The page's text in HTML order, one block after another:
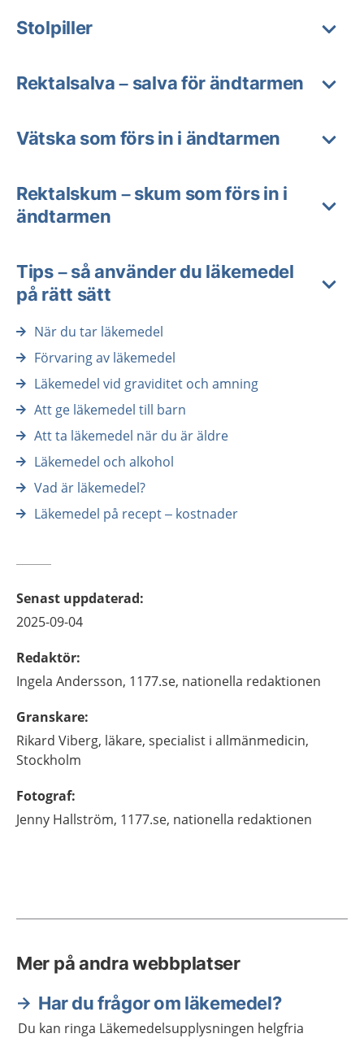
Stolpiller
Rektalsalva – salva för ändtarmen
Vätska som förs in i ändtarmen
Rektalskum – skum som förs in i
ändtarmen
Tips – så använder du läkemedel
på rätt sätt
När du tar läkemedel
Förvaring av läkemedel
Läkemedel vid graviditet och amning
Att ge läkemedel till barn
Att ta läkemedel när du är äldre
Läkemedel och alkohol
Vad är läkemedel?
Läkemedel på recept – kostnader
Senast uppdaterad:
2025-09-04
Redaktör:
Ingela Andersson, 1177.se, nationella redaktionen
Granskare:
Rikard Viberg, läkare, specialist i allmänmedicin,
Stockholm
Fotograf:
Jenny Hallström, 1177.se, nationella redaktionen
Mer på andra webbplatser
Har du frågor om läkemedel?
Du kan ringa Läkemedelsupplysningen helgfria